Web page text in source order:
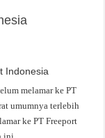
Indonesia
melamar ke PT
umumnya terlebih
ke PT Freeport
ini.